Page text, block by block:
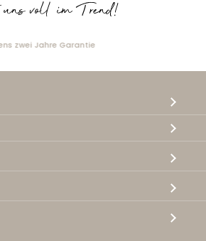
voll im Trend!